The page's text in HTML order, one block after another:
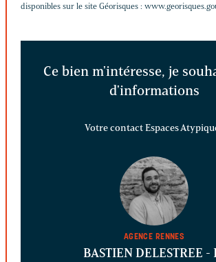
disponibles sur le site Géorisques :
Ce bien m'intéresse, je
d'informations
Votre contact Espaces
AGENCE RENNES
BASTIEN DELESTREE -